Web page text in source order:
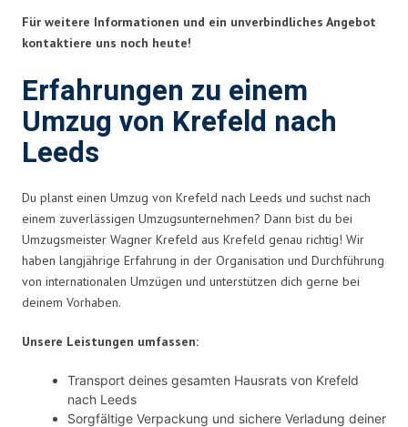
Für weitere Informationen und ein unverbindliches Angebot
kontaktiere uns noch heute!
Erfahrungen zu einem
Umzug von Krefeld nach
Leeds
Du planst einen Umzug von Krefeld nach Leeds und suchst nach
einem zuverlässigen Umzugsunternehmen? Dann bist du bei
Umzugsmeister Wagner Krefeld aus Krefeld genau richtig! Wir
haben langjährige Erfahrung in der Organisation und Durchführung
von internationalen Umzügen und unterstützen dich gerne bei
deinem Vorhaben.
Unsere Leistungen umfassen:
Transport deines gesamten Hausrats von Krefeld
nach Leeds
Sorgfältige Verpackung und sichere Verladung deiner